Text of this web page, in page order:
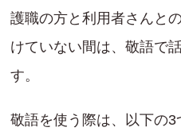
護職の方と利用者さんと
けていない間は、敬語で
す。
敬語を使う際は、以下の3